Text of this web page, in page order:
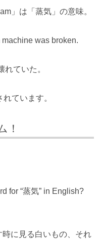
」は「蒸気」の意味。
was broken.
れていた。
ています。
！
for “蒸気” in English?
に見る白いもの、それ